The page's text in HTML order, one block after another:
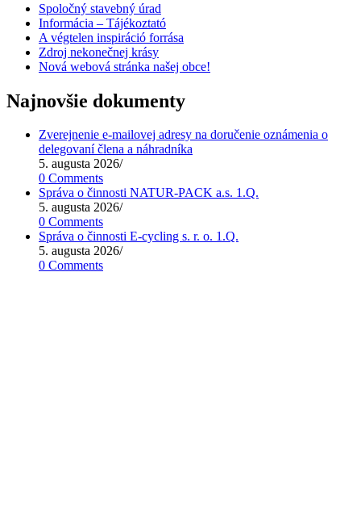
Spoločný stavebný úrad
Informácia – Tájékoztató
A végtelen inspiráció forrása
Zdroj nekonečnej krásy
Nová webová stránka našej obce!
Najnovšie dokumenty
Zverejnenie e-mailovej adresy na doručenie oznámenia o
delegovaní člena a náhradníka
5. augusta 2026/
0 Comments
Správa o činnosti NATUR-PACK a.s. 1.Q.
5. augusta 2026/
0 Comments
Správa o činnosti E-cycling s. r. o. 1.Q.
5. augusta 2026/
0 Comments